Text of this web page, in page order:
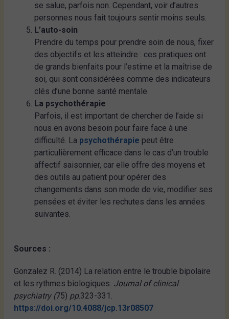
se salue, parfois non. Cependant, voir d’autres
personnes nous fait toujours sentir moins seuls.
L’auto-soin
Prendre du temps pour prendre soin de nous, fixer
des objectifs et les atteindre : ces pratiques ont
de grands bienfaits pour l’estime et la maîtrise de
soi, qui sont considérées comme des indicateurs
clés d’une bonne santé mentale.
La psychothérapie
Parfois, il est important de chercher de l’aide si
nous en avons besoin pour faire face à une
difficulté. La psychothérapie peut être
particulièrement efficace dans le cas d’un trouble
affectif saisonnier, car elle offre des moyens et
des outils au patient pour opérer des
changements dans son mode de vie, modifier ses
pensées et éviter les rechutes dans les années
suivantes.
Sources :
Gonzalez R. (2014) La relation entre le trouble bipolaire
et les rythmes biologiques. Journal of clinical
psychiatry (75) pp.323-331.
https://doi.org/10.4088/jcp.13r08507